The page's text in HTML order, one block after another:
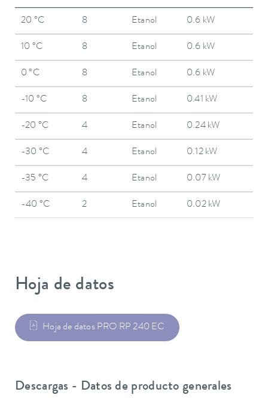
20 °C 8 Etanol 0.6 kW
10 °C 8 Etanol 0.6 kW
0 °C 8 Etanol 0.6 kW
-10 °C 8 Etanol 0.41 kW
-20 °C 4 Etanol 0.24 kW
-30 °C 4 Etanol 0.12 kW
-35 °C 4 Etanol 0.07 kW
-40 °C 2 Etanol 0.02 kW
Hoja de datos
Hoja de datos PRO RP 240 EC
Descargas - Datos de producto generales